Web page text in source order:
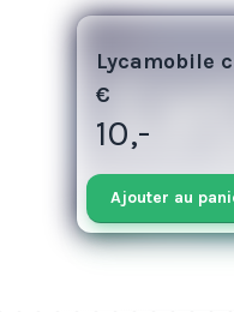
Lycamobile
€
10,-
Ajouter au